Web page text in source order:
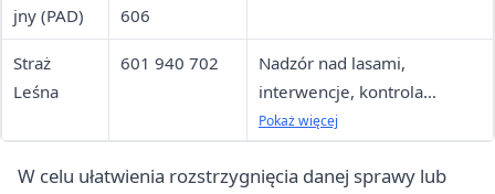
jny (PAD)
606
Straż
Leśna
601 940 702
Nadzór nad lasami,
interwencje, kontrola
przestrzegania przepisów
Pokaż więcej
W celu ułatwienia rozstrzygnięcia danej sprawy lub